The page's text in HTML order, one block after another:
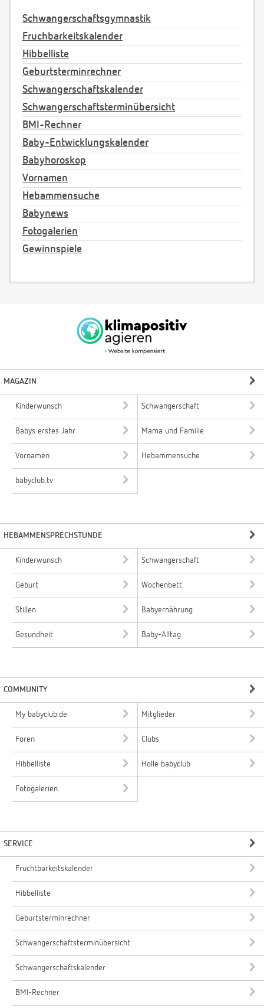
Schwangerschaftsgymnastik
Fruchbarkeitskalender
Hibbelliste
Geburtsterminrechner
Schwangerschaftskalender
Schwangerschaftsterminübersicht
BMI-Rechner
Baby-Entwicklungskalender
Babyhoroskop
Vornamen
Hebammensuche
Babynews
Fotogalerien
Gewinnspiele
MAGAZIN
Kinderwunsch Schwangerschaft
Babys erstes Jahr Mama und Familie
Vornamen Hebammensuche
babyclub.tv
HEBAMMENSPRECHSTUNDE
Kinderwunsch Schwangerschaft
Geburt Wochenbett
Stillen Babyernährung
Gesundheit Baby-Alltag
COMMUNITY
My babyclub.de Mitglieder
Foren Clubs
Hibbelliste Holle babyclub
Fotogalerien
SERVICE
Fruchtbarkeitskalender
Hibbelliste
Geburtsterminrechner
Schwangerschaftsterminübersicht
Schwangerschaftskalender
BMI-Rechner